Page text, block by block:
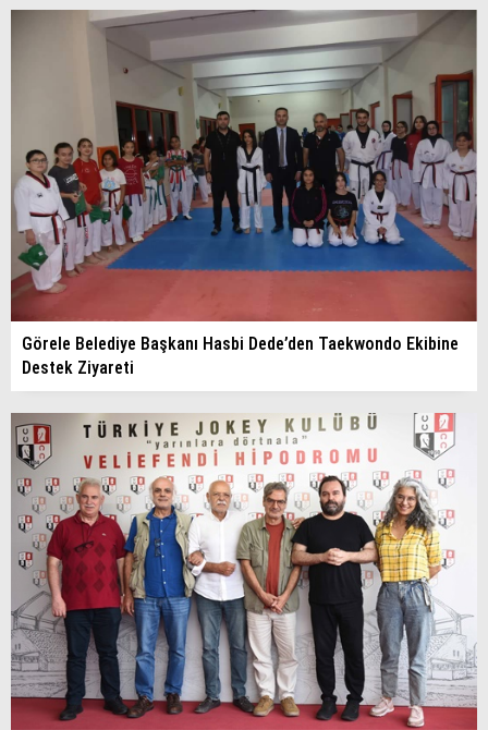
Görele Belediye Başkanı Hasbi Dede’den Taekwondo Ekibine
Destek Ziyareti